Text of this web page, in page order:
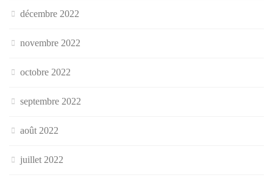
décembre 2022
novembre 2022
octobre 2022
septembre 2022
août 2022
juillet 2022